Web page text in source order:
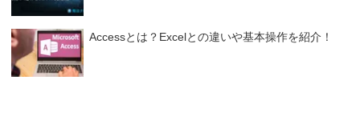
Accessとは？Excelとの違いや基本操作を紹介！